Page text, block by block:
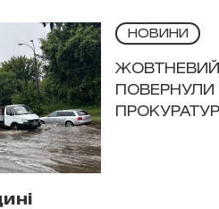
НОВИНИ
ЖОВТНЕВИЙ
ПОВЕРНУЛИ